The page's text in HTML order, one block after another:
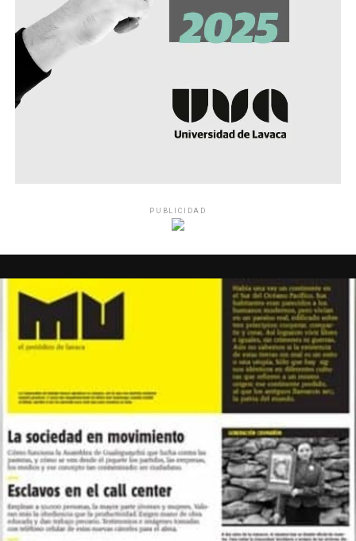
PUBLICIDAD